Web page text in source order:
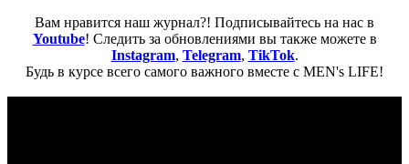
Вам нравится наш журнал?! Подписывайтесь на нас в
Youtube! Следить за обновлениями вы также можете в
Instagram, Telegram, TikTok.
Будь в курсе всего самого важного вместе с MEN's LIFE!